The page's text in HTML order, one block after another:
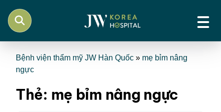
Bệnh viện thẩm mỹ JW Hàn Quốc » mẹ bỉm nâng
ngực
Thẻ: mẹ bỉm nâng ngực